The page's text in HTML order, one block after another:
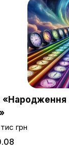
«Народження
грн